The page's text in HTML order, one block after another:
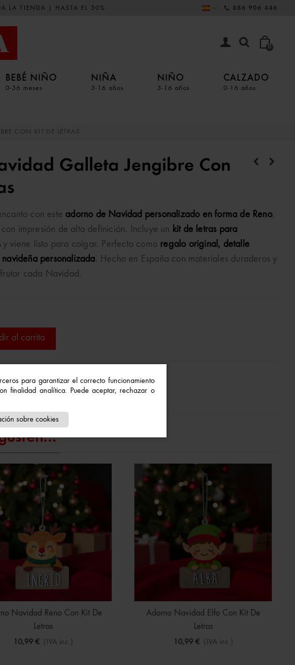
para garantizar el correcto funcionamiento
finalidad analítica. Puede aceptar, rechazar o
sobre cookies
LA TIENDA | HASTA EL 50% 886 906 446
0
BEBÉ NIÑO
0-36 meses
NIÑA
3-16 años
NIÑO
3-16 años
CALZADO
0-16 años
CON KIT DE LETRAS
Galleta Jengibre Con
con este adorno de Navidad personalizado en forma de Reno,
impresión de alta definición. Incluye un kit de letras para
y viene listo para colgar. Perfecto como regalo original, detalle
personalizada. Hecho en España con materiales duraderos y
cada Navidad.
al carrito
Navidad Reno Con Kit De
Letras
10,99 € (IVA inc.)
Adorno Navidad Elfo Con Kit De
Letras
10,99 € (IVA inc.)